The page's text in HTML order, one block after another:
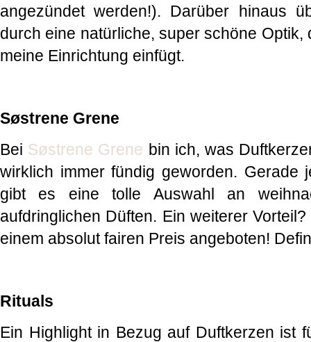
angezündet werden!). Darüber hinaus
durch eine natürliche, super schöne
meine Einrichtung einfügt.
Søstrene Grene
Bei Søstrene Grene bin ich, was
wirklich immer fündig geworden. Gerade
gibt es eine tolle Auswahl an
aufdringlichen Düften. Ein weiterer
einem absolut fairen Preis angeboten!
Rituals
Ein Highlight in Bezug auf Duftkerzen ist